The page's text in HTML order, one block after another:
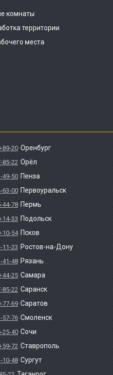
комнаты
территории
места
89-20 Оренбург
85-22 Орёл
49-50 Пенза
63-00 Первоуральск
44-78 Пермь
14-33 Подольск
10-54 Псков
11-23 Ростов-на-Дону
41-48 Рязань
44-25 Самара
85-22 Саранск
77-69 Саратов
57-76 Смоленск
25-40 Сочи
59-72 Ставрополь
10-48 Сургут